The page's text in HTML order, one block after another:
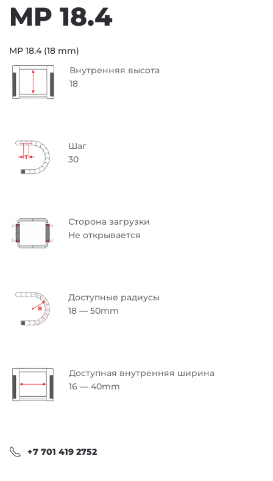
MP 18.4
MP 18.4 (18 mm)
Внутренняя высота
18
Шаг
30
Сторона загрузки
Не открывается
Доступные радиусы
18 — 50mm
Доступная внутренняя ширина
16 — 40mm
+7 701 419 2752